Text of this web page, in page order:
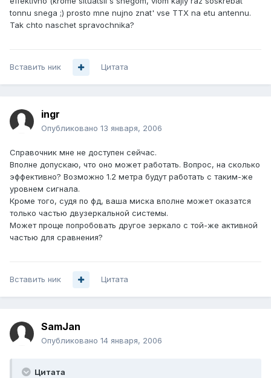
tonnu snega ;) prosto mne nujno znat' vse TTX na etu antennu.
Tak chto naschet spravochnika?
Вставить ник Цитата
ingr
Опубликовано 13 января, 2006
Справочник мне не доступен сейчас.
Вполне допускаю, что оно может работать. Вопрос, на сколько
эффективно? Возможно 1.2 метра будут работать с таким-же
уровнем сигнала.
Кроме того, судя по фд, ваша миска вполне может оказатся
только частью двузеркальной системы.
Может проще попробовать другое зеркало с той-же активной
частью для сравнения?
Вставить ник Цитата
SamJan
Опубликовано 14 января, 2006
Цитата